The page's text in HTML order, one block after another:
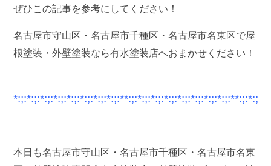
ぜひこの記事を参考にしてください！
名古屋市守山区・名古屋市千種区・名古屋市名東区で屋
根塗装・外壁塗装なら有水塗装店へおまかせください！
本日も名古屋市守山区・名古屋市千種区・名古屋市名東